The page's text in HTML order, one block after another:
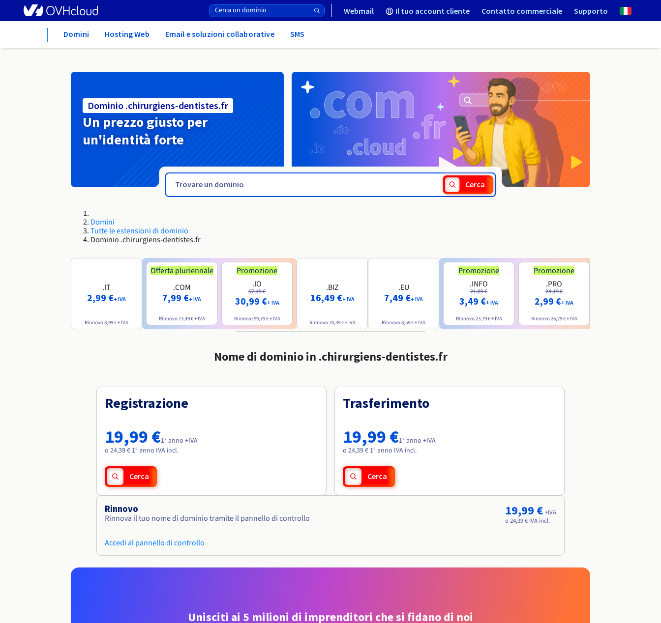
Webmail Il tuo account cliente Contatto commerciale Supporto
Domini Hosting Web Email e soluzioni collaborative SMS
Dominio .chirurgiens-dentistes.fr
Un prezzo giusto per
un'identità forte
Cerca
Domini
Tutte le estensioni di dominio
Dominio .chirurgiens-dentistes.fr
.IT
2,99 €+ IVA
Rinnovo8,99 €+ IVA
Offerta pluriennale
.COM
7,99 €+ IVA
Rinnovo 13,49 €+ IVA
Promozione
.IO
57,49 €
30,99 €+ IVA
Rinnovo59,79 €+ IVA
.BIZ
16,49 €+ IVA
Rinnovo20,39 €+ IVA
.EU
7,49 €+ IVA
Rinnovo8,59 €+ IVA
Promozione
.INFO
21,89 €
3,49 €+ IVA
Rinnovo23,79 €+ IVA
Promozione
.PRO
24,19 €
2,99 €+ IVA
Rinnovo26,29 €+ IVA
Nome di dominio in .chirurgiens-dentistes.fr
Registrazione
19,99 €1° anno +IVA
o 24,39 € 1° anno IVA incl.
Cerca
Trasferimento
19,99 €1° anno +IVA
o 24,39 € 1° anno IVA incl.
Cerca
Rinnovo
Rinnova il tuo nome di dominio tramite il pannello di controllo
Accedi al pannello di controllo
19,99 € +IVA
o 24,39 € IVA incl.
Unisciti ai 5 milioni di imprenditori che si fidano di noi